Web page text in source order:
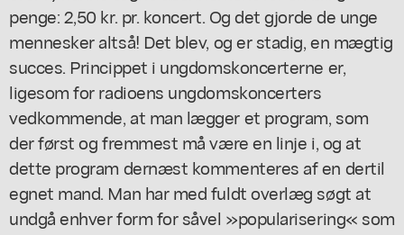
penge: 2,50 kr. pr. koncert. Og det gjorde de unge
mennesker altså! Det blev, og er stadig, en mægtig
succes. Princippet i ungdomskoncerterne er,
ligesom for radioens ungdomskoncerters
vedkommende, at man lægger et program, som
der først og fremmest må være en linje i, og at
dette program dernæst kommenteres af en dertil
egnet mand. Man har med fuldt overlæg søgt at
undgå enhver form for såvel »popularisering« som